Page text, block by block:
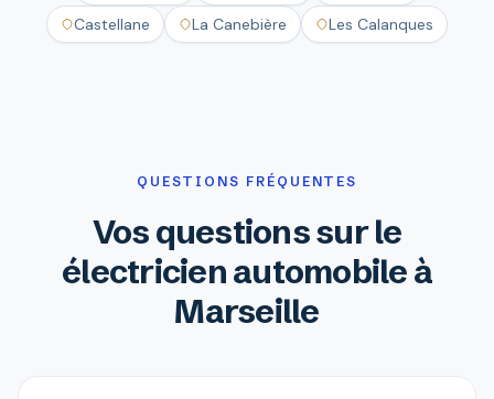
Castellane
La Canebière Les Calanques
QUESTIONS FRÉQUENTES
Vos questions sur le
électricien automobile à
Marseille